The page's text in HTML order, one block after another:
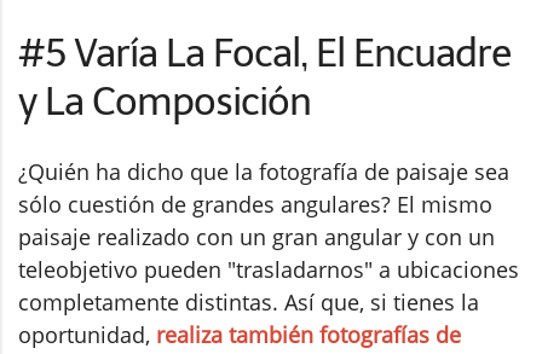
#5 Varía La Focal, El Encuadre
y La Composición
¿Quién ha dicho que la fotografía de paisaje sea
sólo cuestión de grandes angulares? El mismo
paisaje realizado con un gran angular y con un
teleobjetivo pueden "trasladarnos" a ubicaciones
completamente distintas. Así que, si tienes la
oportunidad, realiza también fotografías de